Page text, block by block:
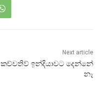
Next article
කච්චතිව් ඉන්දියාවට දෙන්නේ
නෑ